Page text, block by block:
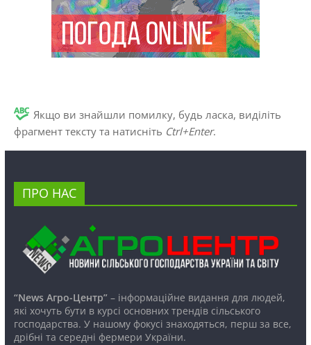
Якщо ви знайшли помилку, будь ласка, виділіть
фрагмент тексту та натисніть Ctrl+Enter.
ПРО НАС
“News Агро-Центр”– інформаційне видання для людей,
які хочуть бути в курсі основних трендів сільського
господарства. У нашому фокусі знаходяться, перш за все,
дрібні та середні фермери України.